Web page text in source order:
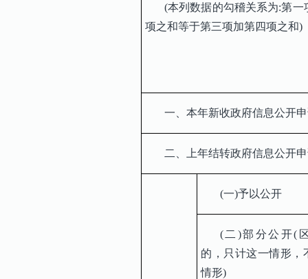
(本列数据的勾稽关系为:第一
项之和等于第三项加第四项之和)
一、本年新收政府信息公开
二、上年结转政府信息公开
(一)予以公开
(二)部分公开(
的，只计这一情形，
情形)